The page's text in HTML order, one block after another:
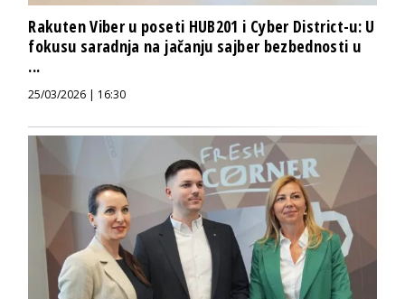
Rakuten Viber u poseti HUB201 i Cyber District-u: U
fokusu saradnja na jačanju sajber bezbednosti u
...
25/03/2026 | 16:30